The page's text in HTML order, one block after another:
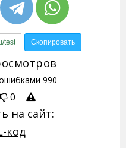
990
0
на сайт:
код